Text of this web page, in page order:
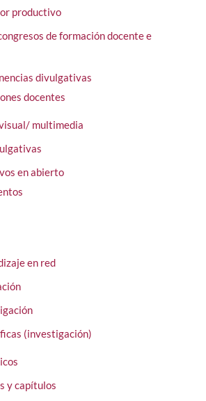
productivo
de formación docente e
divulgativas
docentes
multimedia
en abierto
en red
(investigación)
y capítulos